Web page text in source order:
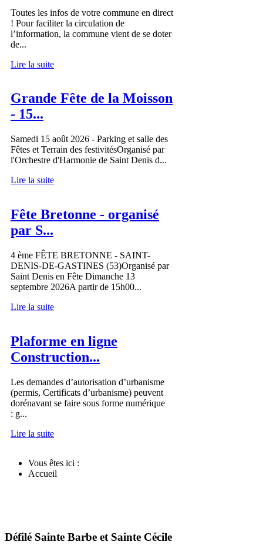
Toutes les infos de votre commune en direct
! Pour faciliter la circulation de
l’information, la commune vient de se doter
de...
Lire la suite
Grande Fête de la Moisson
- 15...
Samedi 15 août 2026 - Parking et salle des
Fêtes et Terrain des festivitésOrganisé par
l'Orchestre d'Harmonie de Saint Denis d...
Lire la suite
Fête Bretonne - organisé
par S...
4 ème FÊTE BRETONNE - SAINT-
DENIS-DE-GASTINES (53)Organisé par
Saint Denis en Fête Dimanche 13
septembre 2026A partir de 15h00...
Lire la suite
Plaforme en ligne
Construction...
Les demandes d’autorisation d’urbanisme
(permis, Certificats d’urbanisme) peuvent
dorénavant se faire sous forme numérique
: g...
Lire la suite
Vous êtes ici :
Accueil
Défilé Sainte Barbe et Sainte Cécile